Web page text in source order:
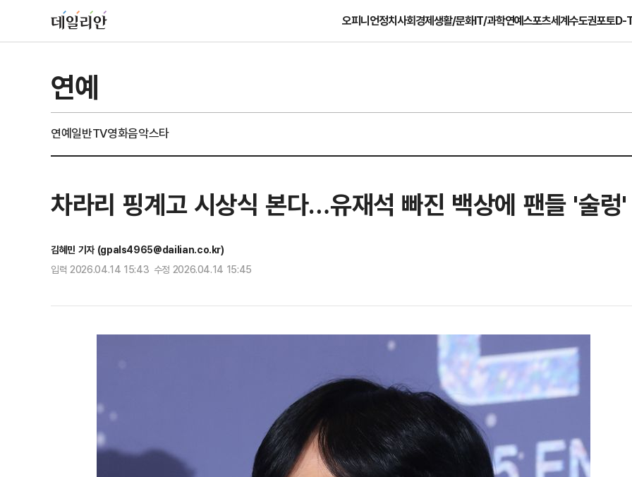
오피니언정치사회경제생활/문화IT/과학연예스포츠세계수도권포토D-
연예
연예일반TV영화음악스타
차라리 핑계고 시상식 본다…유재석 빠진 백상에 팬들 '술렁'
김혜민 기자 (gpals4965@dailian.co.kr)
입력 2026.04.14 15:43 수정 2026.04.14 15:45
까지 얽힌 축구협회 '충격 민낯’
李대통령, 20대 지지율 하락